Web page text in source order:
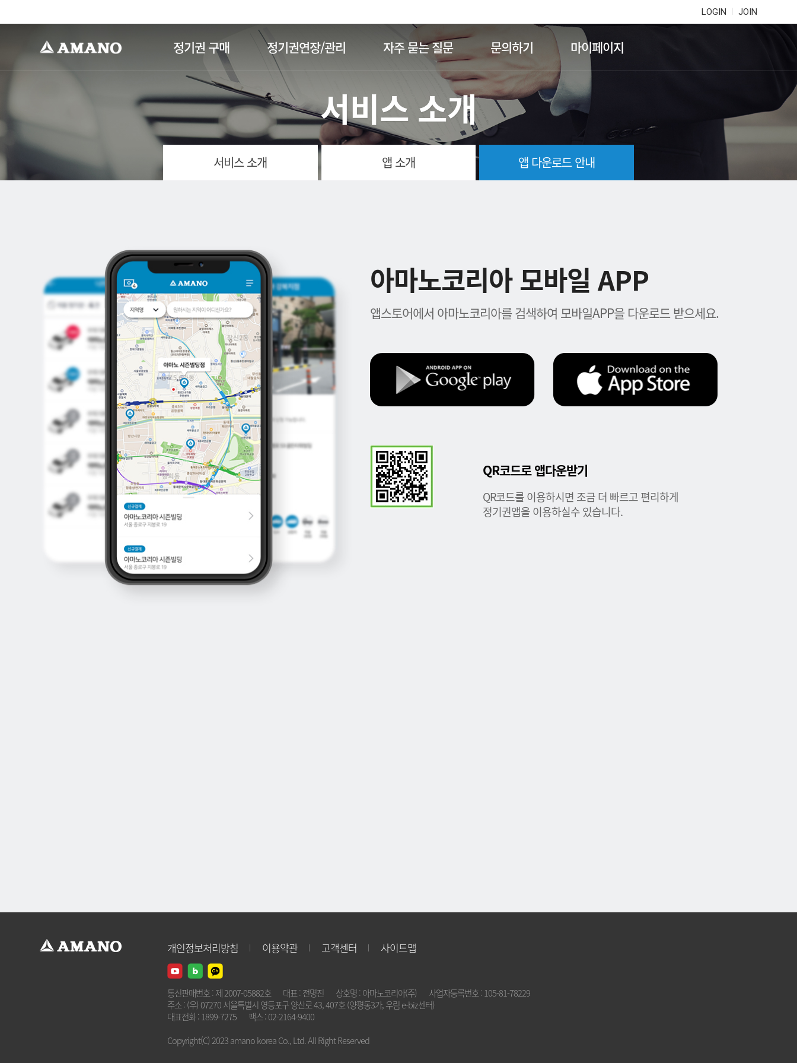
LOGIN JOIN
정기권 구매 정기권연장/관리 자주 묻는 질문 문의하기 마이페이지
서비스 소개
서비스 소개 앱 소개 앱 다운로드 안내
아마노코리아 모바일 APP
앱스토어에서 아마노코리아를 검색하여 모바일APP을 다운로드 받으세요.
QR코드로 앱다운받기
QR코드를 이용하시면 조금 더 빠르고 편리하게
정기권앱을 이용하실수 있습니다.
개인정보처리방침 이용약관 고객센터 사이트맵
통신판매번호 : 제 2007-05882호 대표 : 전명진 상호명 : 아마노코리아(주)
사업자등록번호 : 105-81-78229
주소 : (우) 07270 서울특별시 영등포구 양산로 43, 407호 (양평동3가, 우림 e-biz센터)
대표전화 : 1899-7275
팩스 : 02-2164-9400
Copyright(C) 2023 amano korea Co., Ltd. All Right Reserved